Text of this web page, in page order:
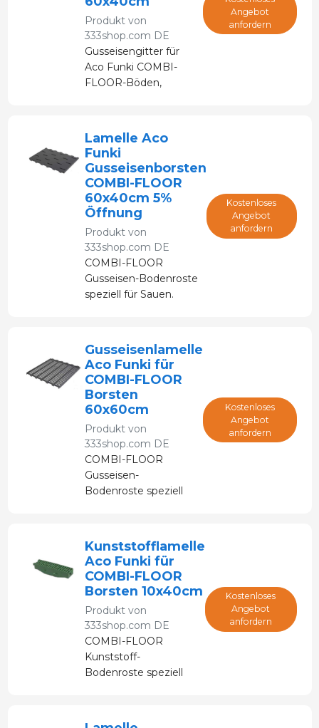
Produkt von
333shop.com DE
Gusseisengitter für
Aco Funki COMBI-
FLOOR-Böden,
Angebot
anfordern
Lamelle Aco
Funki
Gusseisenborsten
COMBI-FLOOR
60x40cm 5%
Öffnung
Produkt von
333shop.com DE
COMBI-FLOOR
Gusseisen-Bodenroste
speziell für Sauen.
Kostenloses
Angebot
anfordern
Gusseisenlamelle
Aco Funki für
COMBI-FLOOR
Borsten
60x60cm
Produkt von
333shop.com DE
COMBI-FLOOR
Gusseisen-
Bodenroste speziell
Kostenloses
Angebot
anfordern
Kunststofflamelle
Aco Funki für
COMBI-FLOOR
Borsten 10x40cm
Produkt von
333shop.com DE
COMBI-FLOOR
Kunststoff-
Bodenroste speziell
Kostenloses
Angebot
anfordern